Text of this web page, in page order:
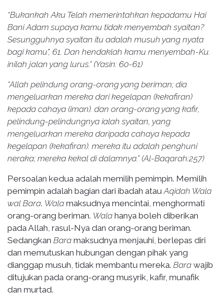
“Bukankah Aku Telah memerintahkan kepadamu Hai
Bani Adam supaya kamu tidak menyembah syaitan?
Sesungguhnya syaitan itu adalah musuh yang nyata
bagi kamu", 61. Dan hendaklah kamu menyembah-Ku.
inilah jalan yang lurus.” (Yasin: 60-61)
“Allah pelindung orang-orang yang beriman; dia
mengeluarkan mereka dari kegelapan (kekafiran)
kepada cahaya (iman). dan orang-orang yang kafir,
pelindung-pelindungnya ialah syaitan, yang
mengeluarkan mereka daripada cahaya kepada
kegelapan (kekafiran). mereka itu adalah penghuni
neraka; mereka kekal di dalamnya.” (Al-Baqarah:257)
Persoalan kedua adalah memilih pemimpin. Memilih
pemimpin adalah bagian dari ibadah atau Aqidah Wala
wal Bara. Wala maksudnya mencintai, menghormati
orang-orang beriman. Wala hanya boleh diberikan
pada Allah, rasul-Nya dan orang-orang beriman.
Sedangkan Bara maksudnya menjauhi, berlepas diri
dan memutuskan hubungan dengan pihak yang
dianggap musuh, tidak membantu mereka. Bara wajib
ditujukan pada orang-orang musyrik, kafir, munafik
dan murtad.